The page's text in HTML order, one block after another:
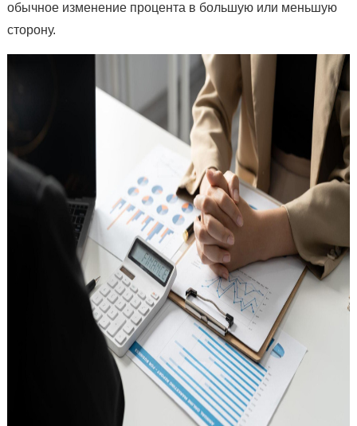
обычное изменение процента в большую или меньшую
сторону.